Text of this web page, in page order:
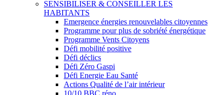
SENSIBILISER & CONSEILLER LES
HABITANTS
Emergence énergies renouvelables citoyennes
Programme pour plus de sobriété énergétique
Programme Vents Citoyens
Défi mobilité positive
Défi déclics
Défi Zéro Gaspi
Défi Energie Eau Santé
Actions Qualité de l’air intérieur